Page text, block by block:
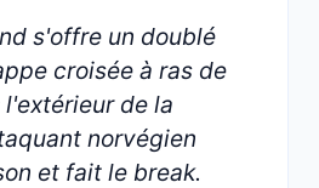
s'offre un doublé
croisée à ras de
de la
norvégien
et fait le break.